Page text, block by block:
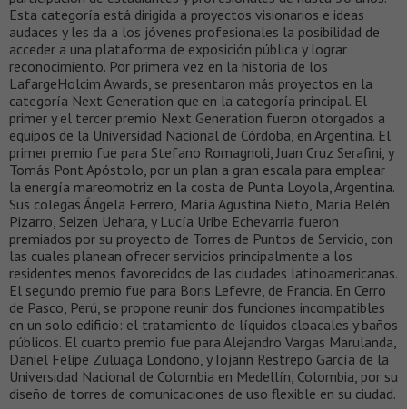
Esta categoría está dirigida a proyectos visionarios e ideas
audaces y les da a los jóvenes profesionales la posibilidad de
acceder a una plataforma de exposición pública y lograr
reconocimiento. Por primera vez en la historia de los
LafargeHolcim Awards, se presentaron más proyectos en la
categoría Next Generation que en la categoría principal. El
primer y el tercer premio Next Generation fueron otorgados a
equipos de la Universidad Nacional de Córdoba, en Argentina. El
primer premio fue para Stefano Romagnoli, Juan Cruz Serafini, y
Tomás Pont Apóstolo, por un plan a gran escala para emplear
la energía mareomotriz en la costa de Punta Loyola, Argentina.
Sus colegas Ángela Ferrero, María Agustina Nieto, María Belén
Pizarro, Seizen Uehara, y Lucía Uribe Echevarria fueron
premiados por su proyecto de Torres de Puntos de Servicio, con
las cuales planean ofrecer servicios principalmente a los
residentes menos favorecidos de las ciudades latinoamericanas.
El segundo premio fue para Boris Lefevre, de Francia. En Cerro
de Pasco, Perú, se propone reunir dos funciones incompatibles
en un solo edificio: el tratamiento de líquidos cloacales y baños
públicos. El cuarto premio fue para Alejandro Vargas Marulanda,
Daniel Felipe Zuluaga Londoño, y Iojann Restrepo García de la
Universidad Nacional de Colombia en Medellín, Colombia, por su
diseño de torres de comunicaciones de uso flexible en su ciudad.